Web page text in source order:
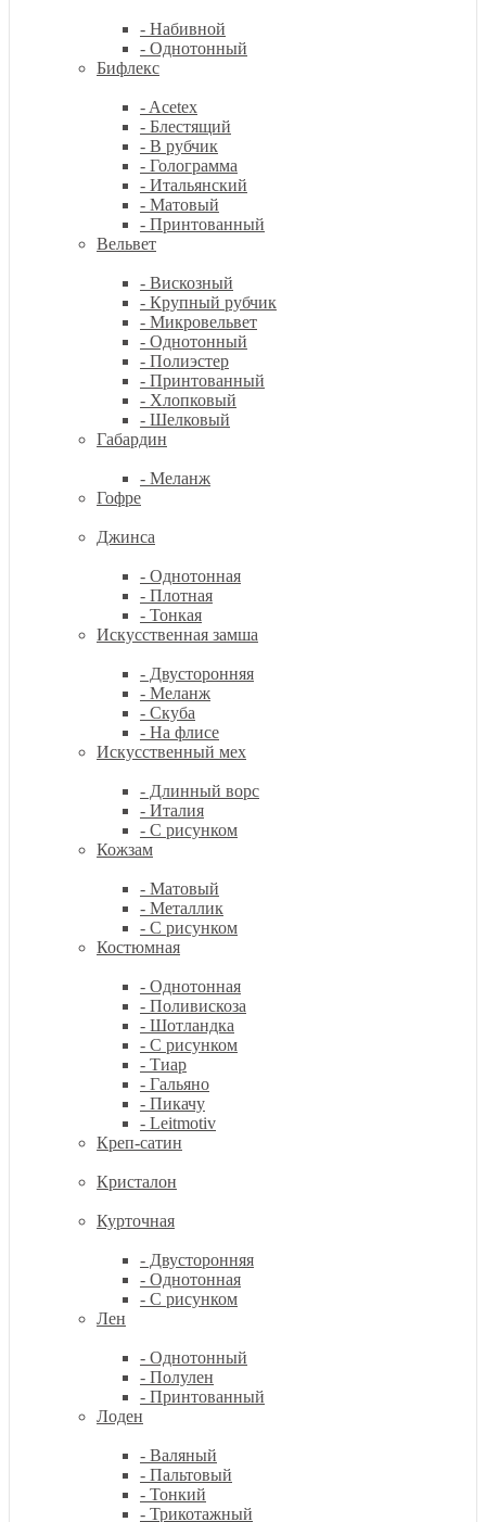
- Набивной
- Однотонный
Бифлекс
- Acetex
- Блестящий
- В рубчик
- Голограмма
- Итальянский
- Матовый
- Принтованный
Вельвет
- Вискозный
- Крупный рубчик
- Микровельвет
- Однотонный
- Полиэстер
- Принтованный
- Хлопковый
- Шелковый
Габардин
- Меланж
Гофре
Джинса
- Однотонная
- Плотная
- Тонкая
Искусственная замша
- Двусторонняя
- Меланж
- Скуба
- На флисе
Искусственный мех
- Длинный ворс
- Италия
- С рисунком
Кожзам
- Матовый
- Металлик
- С рисунком
Костюмная
- Однотонная
- Поливискоза
- Шотландка
- С рисунком
- Тиар
- Гальяно
- Пикачу
- Leitmotiv
Креп-сатин
Кристалон
Курточная
- Двусторонняя
- Однотонная
- С рисунком
Лен
- Однотонный
- Полулен
- Принтованный
Лоден
- Валяный
- Пальтовый
- Тонкий
- Трикотажный